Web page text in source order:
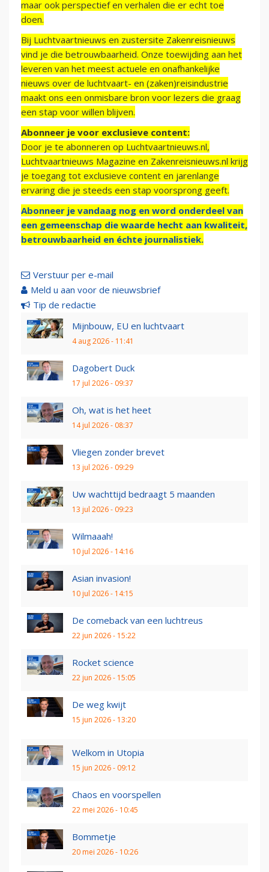
maar ook perspectief en verhalen die er echt toe
doen.
Bij Luchtvaartnieuws en zustersite Zakenreisnieuws
vind je die betrouwbaarheid. Onze toewijding aan het
leveren van het meest actuele en onafhankelijke
nieuws over de luchtvaart- en (zaken)reisindustrie
maakt ons een onmisbare bron voor lezers die graag
een stap voor willen blijven.
Abonneer je voor exclusieve content:
Door je te abonneren op Luchtvaartnieuws.nl,
Luchtvaartnieuws Magazine en Zakenreisnieuws.nl krijg
je toegang tot exclusieve content en jarenlange
ervaring die je steeds een stap voorsprong geeft.
Abonneer je vandaag nog en word onderdeel van
een gemeenschap die waarde hecht aan kwaliteit,
betrouwbaarheid en échte journalistiek.
Verstuur per e-mail
Meld u aan voor de nieuwsbrief
Tip de redactie
Mijnbouw, EU en luchtvaart
4 aug 2026 - 11:41
Dagobert Duck
17 jul 2026 - 09:37
Oh, wat is het heet
14 jul 2026 - 08:37
Vliegen zonder brevet
13 jul 2026 - 09:29
Uw wachttijd bedraagt 5 maanden
13 jul 2026 - 09:23
Wilmaaah!
10 jul 2026 - 14:16
Asian invasion!
10 jul 2026 - 14:15
De comeback van een luchtreus
22 jun 2026 - 15:22
Rocket science
22 jun 2026 - 15:05
De weg kwijt
15 jun 2026 - 13:20
Welkom in Utopia
15 jun 2026 - 09:12
Chaos en voorspellen
22 mei 2026 - 10:45
Bommetje
20 mei 2026 - 10:26